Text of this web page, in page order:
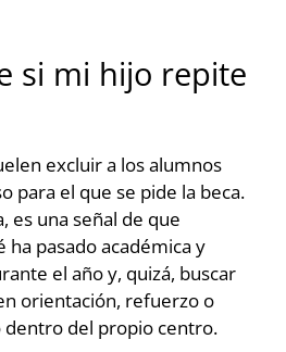
si mi hijo repite
excluir a los alumnos
para el que se pide la beca.
es una señal de que
ha pasado académica y
el año y, quizá, buscar
orientación, refuerzo o
del propio centro.